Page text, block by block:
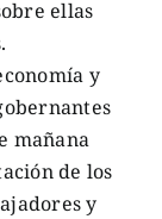
ellas
y
mañana
de los
y